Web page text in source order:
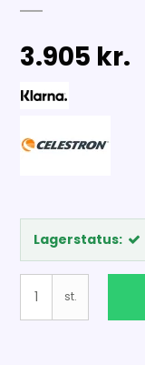
3.905 kr.
Lagerstatus:
st.